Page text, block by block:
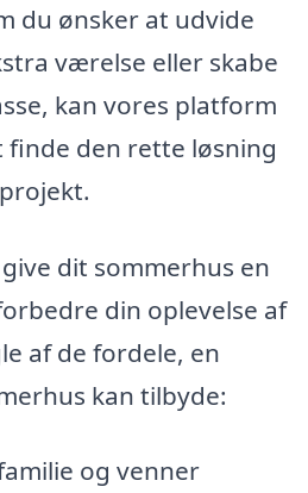
du ønsker at udvide
værelse eller skabe
kan vores platform
den rette løsning
dit sommerhus en
din oplevelse af
af de fordele, en
kan tilbyde:
og venner